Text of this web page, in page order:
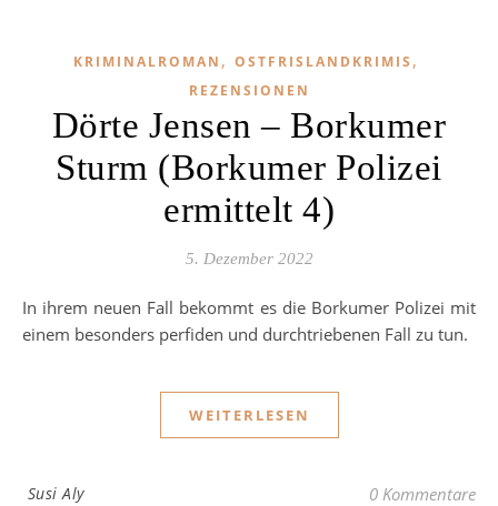
KRIMINALROMAN , OSTFRISLANDKRIMIS ,
REZENSIONEN
Dörte Jensen – Borkumer
Sturm (Borkumer Polizei
ermittelt 4)
5. Dezember 2022
In ihrem neuen Fall bekommt es die Borkumer Polizei mit
einem besonders perfiden und durchtriebenen Fall zu tun.
WEITERLESEN
Susi Aly 0 Kommentare